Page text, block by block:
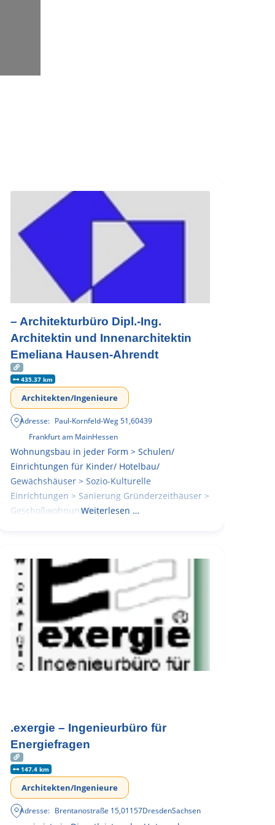
– Architekturbüro Dipl.-Ing.
Architektin und Innenarchitektin
Emeliana Hausen-Ahrendt
435.37 km
Architekten/Ingenieure
Adresse: Paul-Kornfeld-Weg 51,60439
Frankfurt am MainHessen
Wohnungsbau in jeder Form > Schulen/
Einrichtungen für Kinder/ Hotelbau/
Gewächshäuser > Sozio-Kulturelle
Einrichtungen > Sanierung Gründerzeithäuser >
GeschoßwohnungsbauWeiterlesen …
.exergie – Ingenieurbüro für
Energiefragen
147.4 km
Architekten/Ingenieure
Adresse: Brentanostraße 15,01157DresdenSachsen